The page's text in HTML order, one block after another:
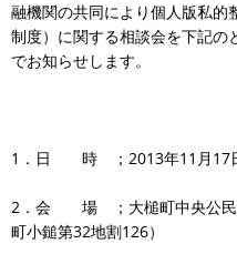
融機関の共同により個人版私的
制度）に関する相談会を下記の
でお知らせします。
1．日 時 ；2013年11月17日
2．会 場 ；大槌町中央公民
町小鎚第32地割126）